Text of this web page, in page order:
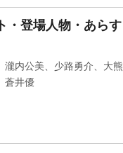
・登場人物・あらす
瀧内公美、少路勇介、大熊
蒼井優